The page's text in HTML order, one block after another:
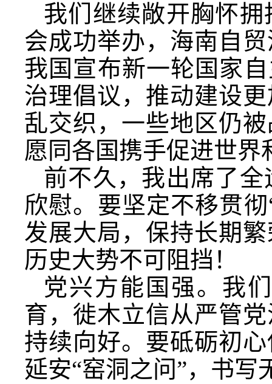
我们继续敞开胸怀
会成功举办，海南自
我国宣布新一轮国家
治理倡议，推动建设
乱交织，一些地区仍
愿同各国携手促进世
前不久，我出席了
欣慰。要坚定不移贯
发展大局，保持长期
历史大势不可阻挡！
党兴方能国强。我
育，徙木立信从严管
持续向好。要砥砺初
延安“窑洞之问”，书